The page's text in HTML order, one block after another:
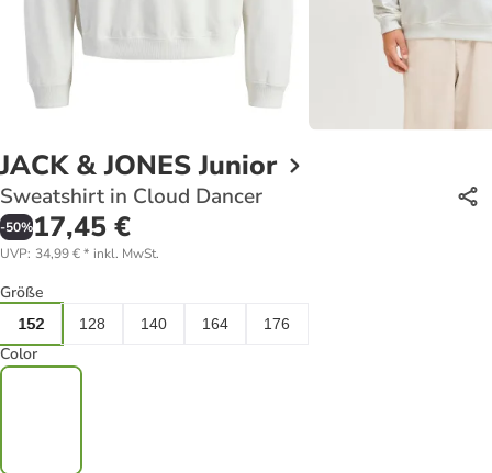
JACK & JONES Junior
Sweatshirt in Cloud Dancer
-50%17,45 €
UVP: 34,99 €* inkl. MwSt.
Größe
152 128 140 164 176
Color